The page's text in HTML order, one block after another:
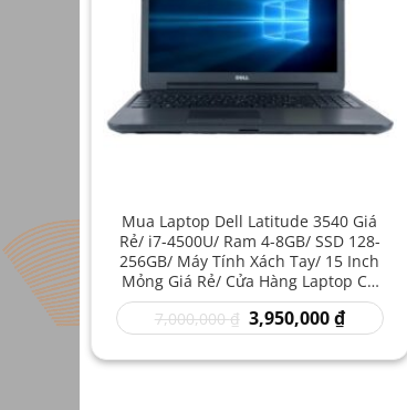
Mua Laptop Dell Latitude 3540 Giá
Rẻ/ i7-4500U/ Ram 4-8GB/ SSD 128-
256GB/ Máy Tính Xách Tay/ 15 Inch
Mỏng Giá Rẻ/ Cửa Hàng Laptop Cũ
Uy Tín
7,000,000₫ Giá
gốc
7,000,000 ₫.
3,950,000₫Giá
hiện
là: